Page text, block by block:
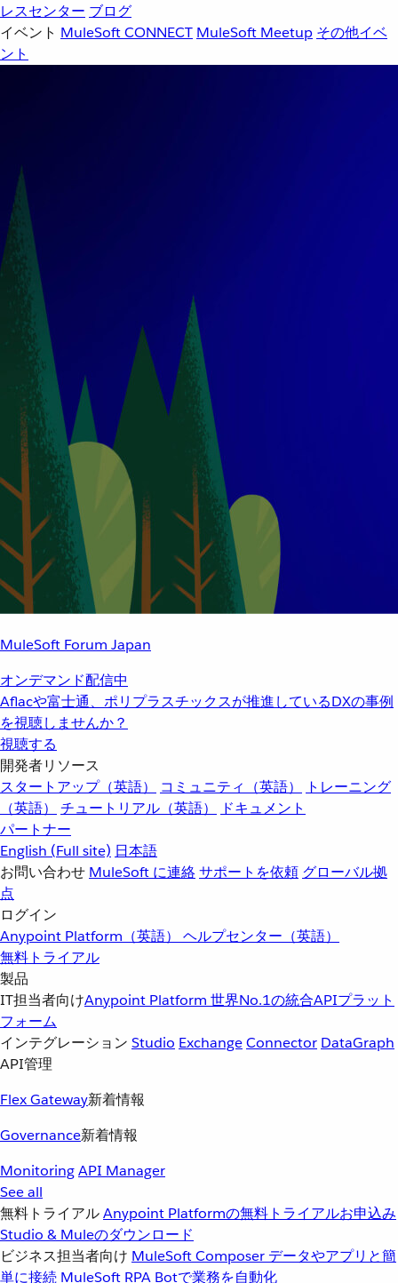
レスセンター ブログ
イベント MuleSoft CONNECT MuleSoft Meetup その他イベ
ント
MuleSoft Forum Japan
オンデマンド配信中
Aflacや富士通、ポリプラスチックスが推進しているDXの事例
を視聴しませんか？
視聴する
開発者リソース
スタートアップ（英語）
コミュニティ（英語）
トレーニング
（英語）
チュートリアル（英語）
ドキュメント
パートナー
English (Full site) 日本語
お問い合わせ MuleSoft に連絡サポートを依頼 グローバル拠
点
ログイン
Anypoint Platform（英語） ヘルプセンター（英語）
無料トライアル
製品
IT担当者向けAnypoint Platform 世界No.1の統合APIプラット
フォーム
インテグレーション Studio ExchangeConnector DataGraph
API管理
Flex Gateway新着情報
Governance新着情報
MonitoringAPI Manager
See all
無料トライアルAnypoint Platformの無料トライアルお申込み
Studio & Muleのダウンロード
ビジネス担当者向け MuleSoft Composer データやアプリと簡
単に接続 MuleSoft RPA Botで業務を自動化